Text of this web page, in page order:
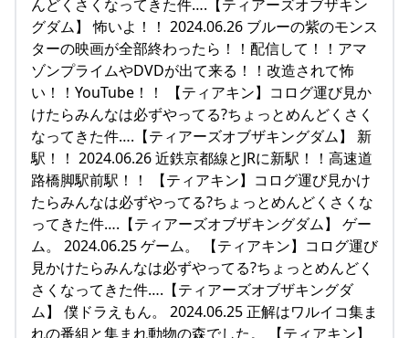
んどくさくなってきた件….【ティアーズオブザキン
グダム】 怖いよ！！ 2024.06.26 ブルーの紫のモンス
ターの映画が全部終わったら！！配信して！！アマ
ゾンプライムやDVDが出て来る！！改造されて怖
い！！YouTube！！ 【ティアキン】コログ運び見か
けたらみんなは必ずやってる?ちょっとめんどくさく
なってきた件….【ティアーズオブザキングダム】 新
駅！！ 2024.06.26 近鉄京都線とJRに新駅！！高速道
路橋脚駅前駅！！ 【ティアキン】コログ運び見かけ
たらみんなは必ずやってる?ちょっとめんどくさくな
ってきた件….【ティアーズオブザキングダム】 ゲー
ム。 2024.06.25 ゲーム。 【ティアキン】コログ運び
見かけたらみんなは必ずやってる?ちょっとめんどく
さくなってきた件….【ティアーズオブザキングダ
ム】 僕ドラえもん。 2024.06.25 正解はワルイコ集ま
れの番組と集まれ動物の森でした。 【ティアキン】